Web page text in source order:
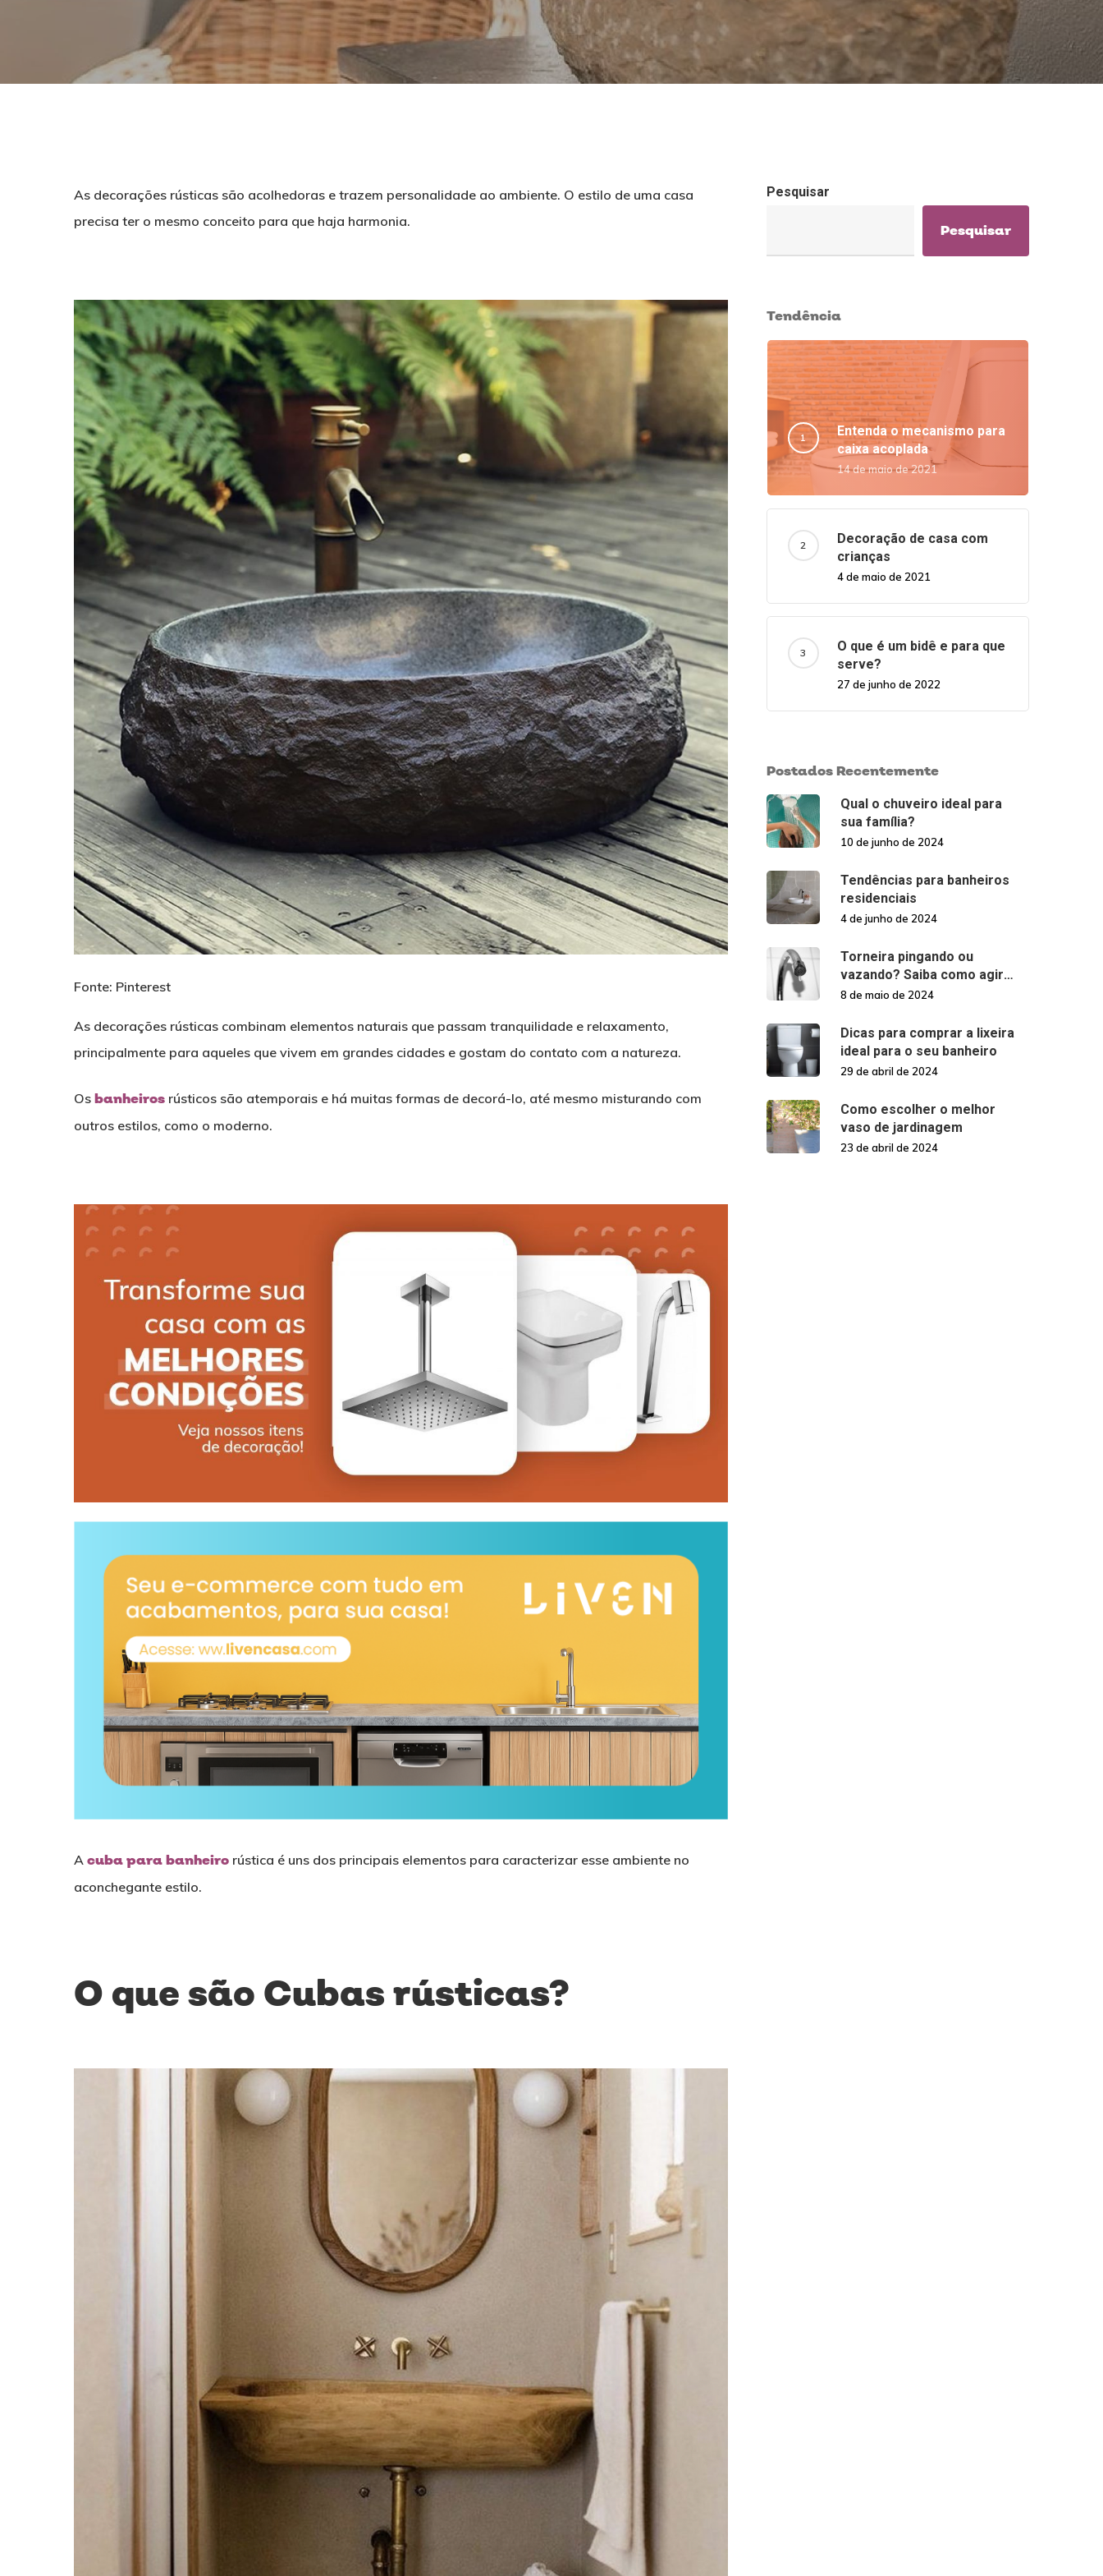
Pressione ENTER para pesquisar ou ESC para fechar
As decorações rústicas são acolhedoras e trazem personalidade ao ambiente. O estilo de uma casa
precisa ter o mesmo conceito para que haja harmonia.
Fonte: Pinterest
As decorações rústicas combinam elementos naturais que passam tranquilidade e relaxamento,
principalmente para aqueles que vivem em grandes cidades e gostam do contato com a natureza.
Osbanheiros rústicos são atemporais e há muitas formas de decorá-lo, até mesmo misturando com
outros estilos, como o moderno.
Acuba para banheiro rústica é uns dos principais elementos para caracterizar esse ambiente no
aconchegante estilo.
O que são Cubas rústicas?
Pesquisar
Pesquisar
Tendência
Entenda o mecanismo para
caixa acoplada
14 de maio de 2021
Decoração de casa com
crianças
4 de maio de 2021
O que é um bidê e para que
serve?
27 de junho de 2022
Postados Recentemente
Qual o chuveiro ideal para
sua família?
10 de junho de 2024
Tendências para banheiros
residenciais
4 de junho de 2024
Torneira pingando ou
vazando? Saiba como agir
nessas situações!
8 de maio de 2024
Dicas para comprar a lixeira
ideal para o seu banheiro
29 de abril de 2024
Como escolher o melhor
vaso de jardinagem
23 de abril de 2024